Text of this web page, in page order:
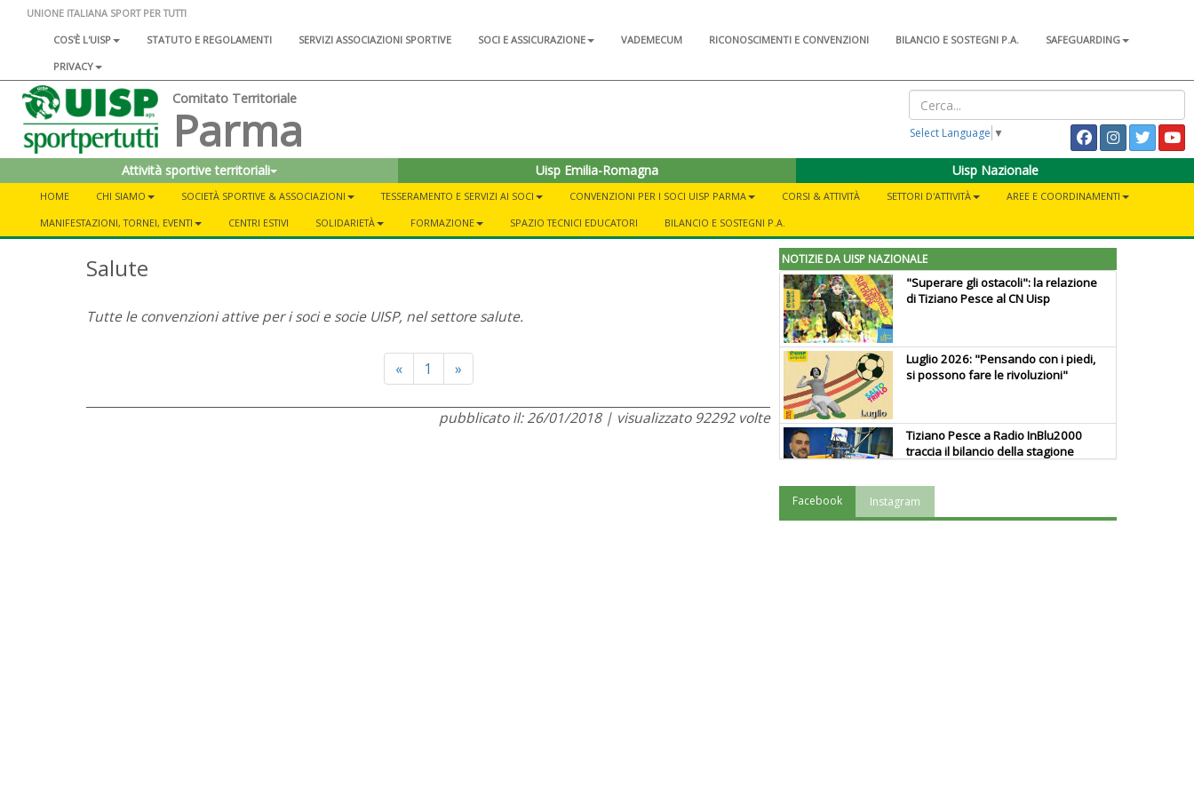
UNIONE ITALIANA SPORT PER TUTTI
COS'È L'UISP
STATUTO E REGOLAMENTI SERVIZI ASSOCIAZIONI SPORTIVE SOCI E ASSICURAZIONE VADEMECUM RICONOSCIMENTI E CONVENZIONI BILANCIO E SOSTEGNI P.A.
SAFEGUARDING
PRIVACY
Comitato Territoriale
Parma Select Language ▼
Attività sportive territoriali Uisp Emilia-Romagna Uisp Nazionale
HOME CHI SIAMO SOCIETÀ SPORTIVE & ASSOCIAZIONI TESSERAMENTO E SERVIZI AI SOCI CONVENZIONI PER I SOCI UISP PARMA CORSI & ATTIVITÀ SETTORI D'ATTIVITÀ
AREE E COORDINAMENTI
MANIFESTAZIONI, TORNEI, EVENTI
CENTRI ESTIVI SOLIDARIETÀ FORMAZIONE SPAZIO TECNICI EDUCATORI BILANCIO E SOSTEGNI P.A.
Salute
Tutte le convenzioni attive per i soci e socie UISP, nel settore salute.
«Previous
1 »Next
pubblicato il: 26/01/2018 | visualizzato 92292 volte
NOTIZIE DA UISP NAZIONALE
"Superare gli ostacoli": la relazione
di Tiziano Pesce al CN Uisp
Luglio 2026: "Pensando con i piedi,
si possono fare le rivoluzioni"
Tiziano Pesce a Radio InBlu2000
traccia il bilancio della stagione
Facebook Instagram